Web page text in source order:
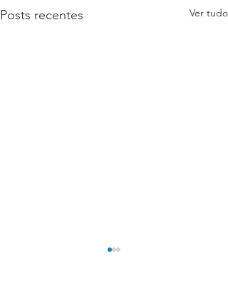
Posts recentes Ver tudo